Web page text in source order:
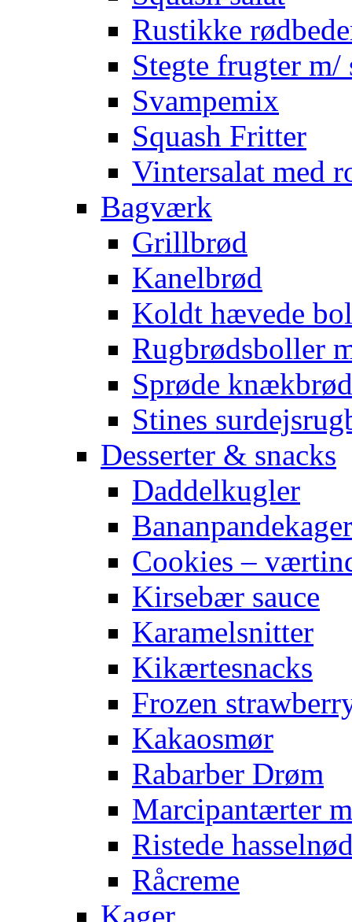
Rustikke
Stegte frugter m/
Svampemix
Squash Fritter
Vintersalat med
Bagværk
Grillbrød
Kanelbrød
Koldt hævede
Rugbrødsboller
Sprøde knækbrød
Stines
Desserter & snacks
Daddelkugler
Bananpandekager
Cookies –
Kirsebær sauce
Karamelsnitter
Kikærtesnacks
Frozen
Kakaosmør
Rabarber Drøm
Marcipantærter
Ristede
Råcreme
Kager